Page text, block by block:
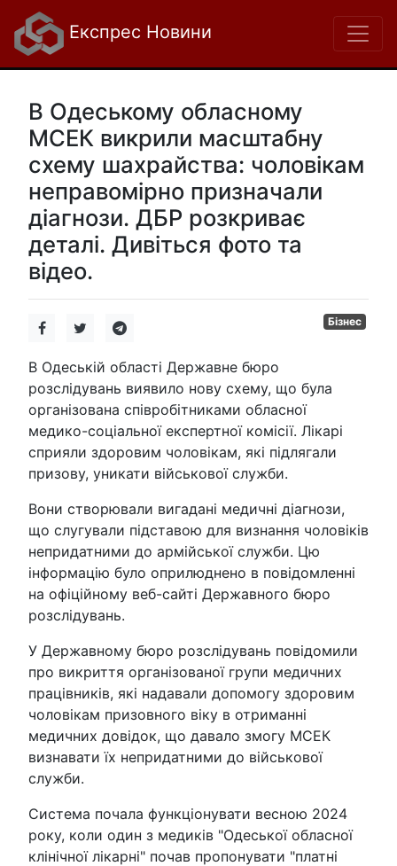
Експрес Новини
В Одеському обласному
МСЕК викрили масштабну
схему шахрайства: чоловікам
неправомірно призначали
діагнози. ДБР розкриває
деталі. Дивіться фото та
відео.
Бізнес
В Одеській області Державне бюро
розслідувань виявило нову схему, що була
організована співробітниками обласної
медико-соціальної експертної комісії. Лікарі
сприяли здоровим чоловікам, які підлягали
призову, уникати військової служби.
Вони створювали вигадані медичні діагнози,
що слугували підставою для визнання чоловіків
непридатними до армійської служби. Цю
інформацію було оприлюднено в повідомленні
на офіційному веб-сайті Державного бюро
розслідувань.
У Державному бюро розслідувань повідомили
про викриття організованої групи медичних
працівників, які надавали допомогу здоровим
чоловікам призовного віку в отриманні
медичних довідок, що давало змогу МСЕК
визнавати їх непридатними до військової
служби.
Система почала функціонувати весною 2024
року, коли один з медиків "Одеської обласної
клінічної лікарні" почав пропонувати "платні